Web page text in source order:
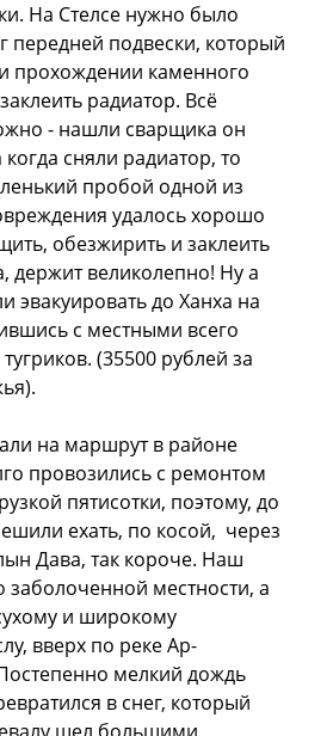
На Стелсе нужно было
передней подвески, который
прохождении каменного
радиатор. Всё
- нашли сварщика он
сняли радиатор, то
пробой одной из
удалось хорошо
обезжирить и заклеить
держит великолепно! Ну а
эвакуировать до Ханха на
с местными всего
(35500 рублей за
на маршрут в районе
провозились с ремонтом
пятисотки, поэтому, до
ехать, по косой, через
Дава, так короче. Наш
заболоченной местности, а
и широкому
вверх по реке Ар-
мелкий дождь
в снег, который